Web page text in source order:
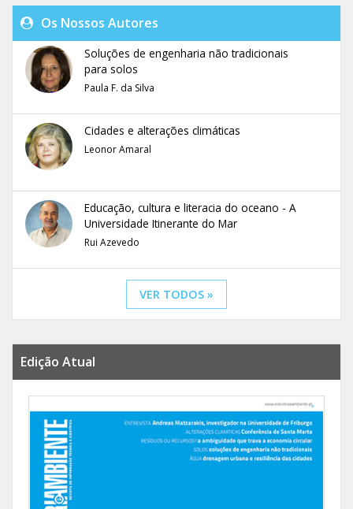
Os Nossos Autores
Soluções de engenharia não tradicionais
para solos
Paula F. da Silva
Cidades e alterações climáticas
Leonor Amaral
Educação, cultura e literacia do oceano - A
Universidade Itinerante do Mar
Rui Azevedo
VER TODOS »
Edição Atual